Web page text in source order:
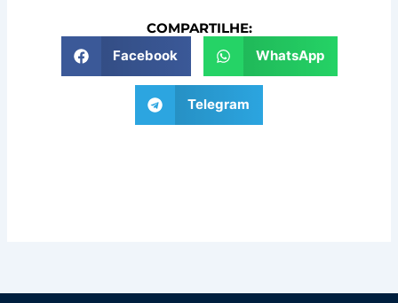
COMPARTILHE:
Facebook WhatsApp
Telegram